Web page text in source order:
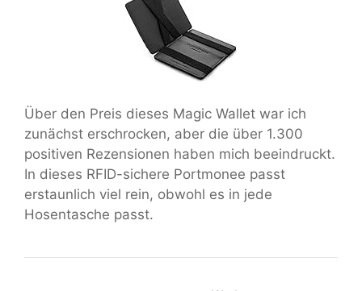
Über den Preis dieses Magic Wallet war ich
zunächst erschrocken, aber die über 1.300
positiven Rezensionen haben mich beeindruckt.
In dieses RFID-sichere Portmonee passt
erstaunlich viel rein, obwohl es in jede
Hosentasche passt.